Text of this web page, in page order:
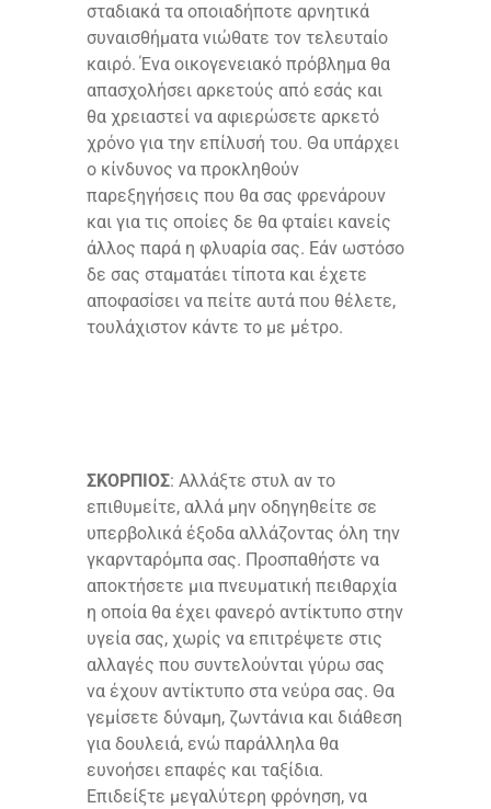
σταδιακά τα οποιαδήποτε αρνητικά
συναισθήματα νιώθατε τον τελευταίο
καιρό. Ένα οικογενειακό πρόβλημα θα
απασχολήσει αρκετούς από εσάς και
θα χρειαστεί να αφιερώσετε αρκετό
χρόνο για την επίλυσή του. Θα υπάρχει
ο κίνδυνος να προκληθούν
παρεξηγήσεις που θα σας φρενάρουν
και για τις οποίες δε θα φταίει κανείς
άλλος παρά η φλυαρία σας. Εάν ωστόσο
δε σας σταματάει τίποτα και έχετε
αποφασίσει να πείτε αυτά που θέλετε,
τουλάχιστον κάντε το με μέτρο.
ΣΚΟΡΠΙΟΣ: Αλλάξτε στυλ αν το
επιθυμείτε, αλλά μην οδηγηθείτε σε
υπερβολικά έξοδα αλλάζοντας όλη την
γκαρνταρόμπα σας. Προσπαθήστε να
αποκτήσετε μια πνευματική πειθαρχία
η οποία θα έχει φανερό αντίκτυπο στην
υγεία σας, χωρίς να επιτρέψετε στις
αλλαγές που συντελούνται γύρω σας
να έχουν αντίκτυπο στα νεύρα σας. Θα
γεμίσετε δύναμη, ζωντάνια και διάθεση
για δουλειά, ενώ παράλληλα θα
ευνοήσει επαφές και ταξίδια.
Επιδείξτε μεγαλύτερη φρόνηση, να